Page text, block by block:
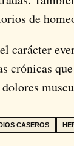
de
carácter
crónicas
CASEROS